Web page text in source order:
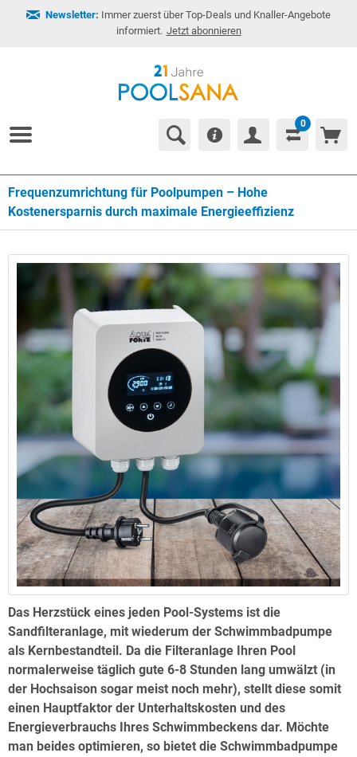
Newsletter: Immer zuerst über Top-Deals und Knaller-Angebote
informiert. Jetzt abonnieren
0
Frequenzumrichtung für Poolpumpen – Hohe
Kostenersparnis durch maximale Energieeffizienz
Das Herzstück eines jeden Pool-Systems ist die
Sandfilteranlage, mit wiederum der Schwimmbadpumpe
als Kernbestandteil. Da die Filteranlage Ihren Pool
normalerweise täglich gute 6-8 Stunden lang umwälzt (in
der Hochsaison sogar meist noch mehr), stellt diese somit
einen Hauptfaktor der Unterhaltskosten und des
Energieverbrauchs Ihres Schwimmbeckens dar. Möchte
man beides optimieren, so bietet die Schwimmbadpumpe